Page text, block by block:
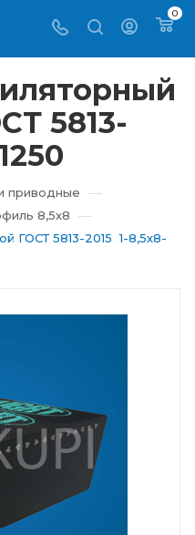
0
5813-
приводные —
8,5х8 —
ГОСТ 5813-2015 1-8,5х8-